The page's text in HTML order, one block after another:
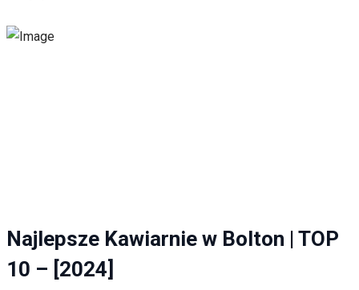
Najlepsze Kawiarnie w Bolton | TOP
10 – [2024]